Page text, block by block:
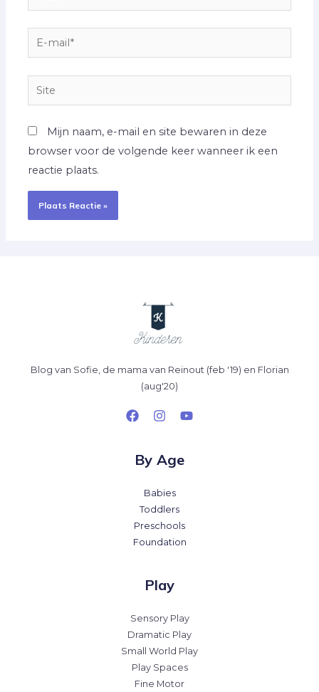
*
E-
mail*
Site
Mijn naam, e-mail en site bewaren in deze
browser voor de volgende keer wanneer ik een
reactie plaats.
Blog van Sofie, de mama van Reinout (feb '19) en Florian
(aug'20)
By Age
Babies
Toddlers
Preschools
Foundation
Play
Sensory Play
Dramatic Play
Small World Play
Play Spaces
Fine Motor